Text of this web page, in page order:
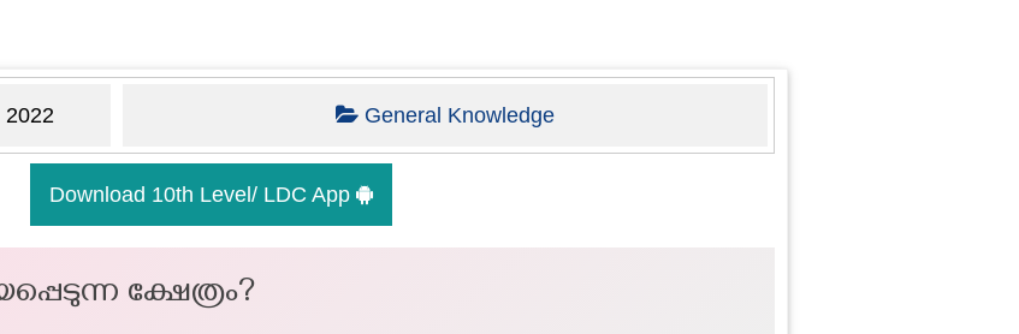
2022 General Knowledge
Download 10th Level/ LDC App
ക്ഷേത്രം?